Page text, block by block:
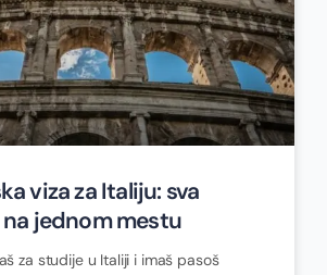
viza za Italiju: sva
jednom mestu
za studije u Italiji i imaš pasoš